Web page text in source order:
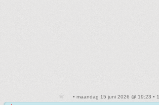
• maandag 15 juni 2026 @ 19:23 • 1